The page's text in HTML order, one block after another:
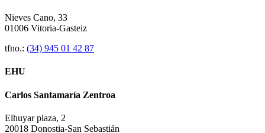
Nieves Cano, 33
01006 Vitoria-Gasteiz
tfno.: (34) 945 01 42 87
EHU
Carlos Santamaría Zentroa
Elhuyar plaza, 2
20018 Donostia-San Sebastián